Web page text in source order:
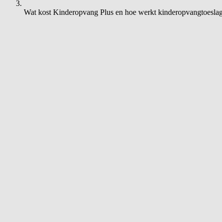
Wat kost Kinderopvang Plus en hoe werkt